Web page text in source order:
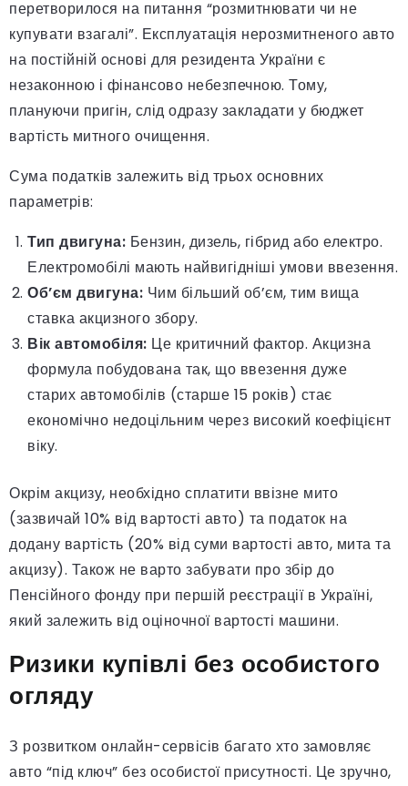
перетворилося на питання “розмитнювати чи не
купувати взагалі”. Експлуатація нерозмитненого авто
на постійній основі для резидента України є
незаконною і фінансово небезпечною. Тому,
плануючи пригін, слід одразу закладати у бюджет
вартість митного очищення.
Сума податків залежить від трьох основних
параметрів:
Тип двигуна: Бензин, дизель, гібрид або електро.
Електромобілі мають найвигідніші умови ввезення.
Об’єм двигуна: Чим більший об’єм, тим вища
ставка акцизного збору.
Вік автомобіля: Це критичний фактор. Акцизна
формула побудована так, що ввезення дуже
старих автомобілів (старше 15 років) стає
економічно недоцільним через високий коефіцієнт
віку.
Окрім акцизу, необхідно сплатити ввізне мито
(зазвичай 10% від вартості авто) та податок на
додану вартість (20% від суми вартості авто, мита та
акцизу). Також не варто забувати про збір до
Пенсійного фонду при першій реєстрації в Україні,
який залежить від оціночної вартості машини.
Ризики купівлі без особистого
огляду
З розвитком онлайн-сервісів багато хто замовляє
авто “під ключ” без особистої присутності. Це зручно,